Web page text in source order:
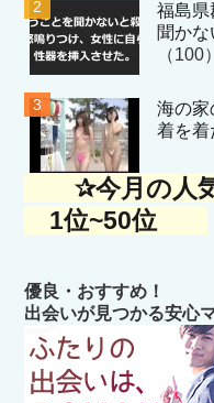
福島県
聞かな
（100）
海の家
着を着
✰今月の人
1位~50位
優良・おすすめ！
出会いが見つかる安心